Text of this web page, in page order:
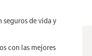
de vida y
con las mejores